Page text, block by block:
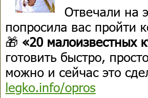
Отвечали на
попросила вас пройти
🎁 «20 малоизвестных
готовить быстро,
можно и сейчас это
legko.info/opros